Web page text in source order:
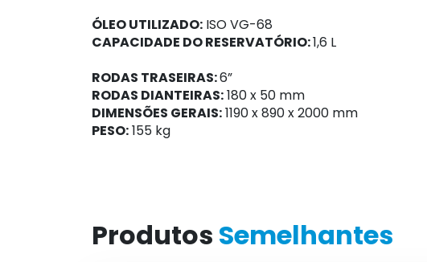
ÓLEO UTILIZADO: ISO VG-68
CAPACIDADE DO RESERVATÓRIO:1,6 L
RODAS TRASEIRAS:6”
RODAS DIANTEIRAS:180 x 50 mm
DIMENSÕES GERAIS:1190 x 890 x 2000 mm
PESO:155 kg
Produtos Semelhantes